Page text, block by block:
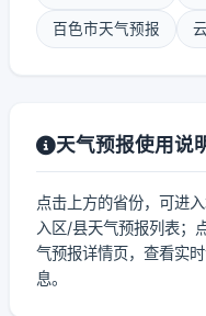
百色市天气预报
天气预报使用说
点击上方的省份，可进
入区/县天气预报列表；
气预报详情页，查看实
息。